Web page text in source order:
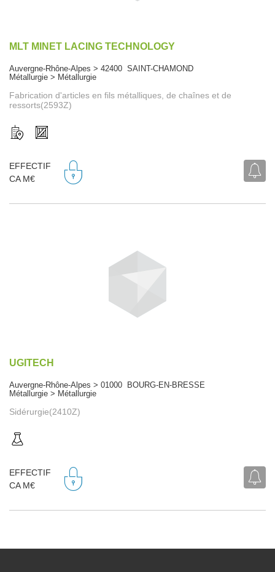
MLT MINET LACING TECHNOLOGY
Auvergne-Rhône-Alpes > 42400 SAINT-CHAMOND
Métallurgie > Métallurgie
Fabrication d'articles en fils métalliques, de chaînes et de
ressorts(2593Z)
EFFECTIF
CA M€
UGITECH
Auvergne-Rhône-Alpes > 01000 BOURG-EN-BRESSE
Métallurgie > Métallurgie
Sidérurgie(2410Z)
EFFECTIF
CA M€